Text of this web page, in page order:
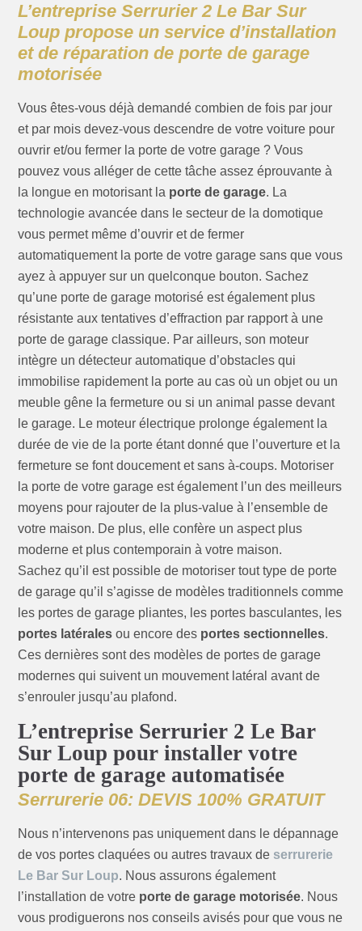
L’entreprise Serrurier 2 Le Bar Sur
Loup propose un service d’installation
et de réparation de porte de garage
motorisée
Vous êtes-vous déjà demandé combien de fois par jour
et par mois devez-vous descendre de votre voiture pour
ouvrir et/ou fermer la porte de votre garage ? Vous
pouvez vous alléger de cette tâche assez éprouvante à
la longue en motorisant la porte de garage. La
technologie avancée dans le secteur de la domotique
vous permet même d’ouvrir et de fermer
automatiquement la porte de votre garage sans que vous
ayez à appuyer sur un quelconque bouton. Sachez
qu’une porte de garage motorisé est également plus
résistante aux tentatives d’effraction par rapport à une
porte de garage classique. Par ailleurs, son moteur
intègre un détecteur automatique d’obstacles qui
immobilise rapidement la porte au cas où un objet ou un
meuble gêne la fermeture ou si un animal passe devant
le garage. Le moteur électrique prolonge également la
durée de vie de la porte étant donné que l’ouverture et la
fermeture se font doucement et sans à-coups. Motoriser
la porte de votre garage est également l’un des meilleurs
moyens pour rajouter de la plus-value à l’ensemble de
votre maison. De plus, elle confère un aspect plus
moderne et plus contemporain à votre maison.
Sachez qu’il est possible de motoriser tout type de porte
de garage qu’il s’agisse de modèles traditionnels comme
les portes de garage pliantes, les portes basculantes, les
portes latérales ou encore des portes sectionnelles.
Ces dernières sont des modèles de portes de garage
modernes qui suivent un mouvement latéral avant de
s’enrouler jusqu’au plafond.
L’entreprise Serrurier 2 Le Bar
Sur Loup pour installer votre
porte de garage automatisée
Serrurerie 06: DEVIS 100% GRATUIT
Nous n’intervenons pas uniquement dans le dépannage
de vos portes claquées ou autres travaux de serrurerie
Le Bar Sur Loup. Nous assurons également
l’installation de votre porte de garage motorisée. Nous
vous prodiguerons nos conseils avisés pour que vous ne